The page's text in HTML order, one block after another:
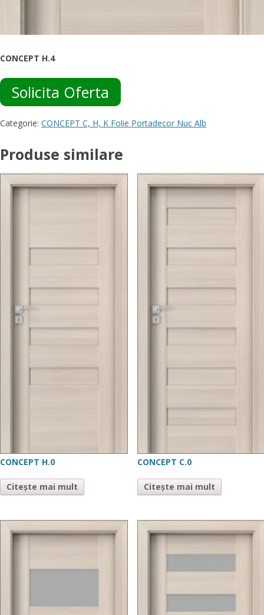
CONCEPT H.4
Solicita Oferta
Categorie: CONCEPT C, H, K Folie Portadecor Nuc Alb
Produse similare
CONCEPT H.0
Citește mai mult
CONCEPT C.0
Citește mai mult